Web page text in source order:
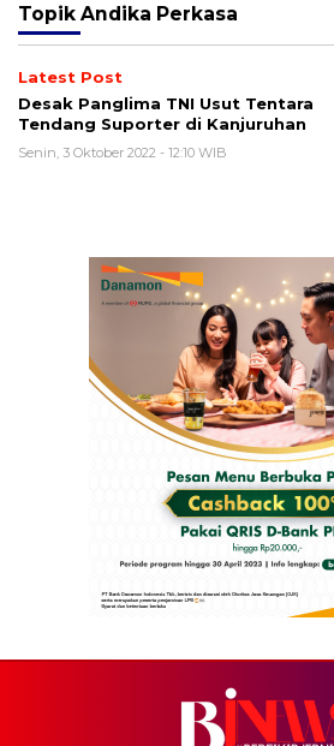
Topik Andika Perkasa
Latest Post
Desak Panglima TNI Usut Tentara
Tendang Suporter di Kanjuruhan
Senin, 3 Oktober 2022 - 12:10 WIB